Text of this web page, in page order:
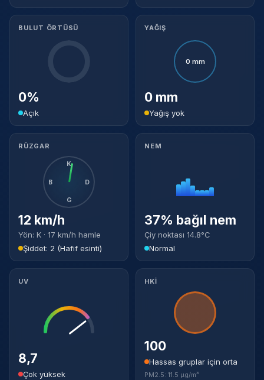
BULUT ÖRTÜSÜ
0%
Açık
YAĞIŞ
0 mm
0 mm
Yağış yok
RÜZGAR
K
D
G
B
12 km/h
Yön: K · 17 km/h hamle
Şiddet: 2 (Hafif esinti)
NEM
37% bağıl nem
Çiy noktası 14.8°C
Normal
UV
8,7
Çok yüksek
HKİ
100
Hassas gruplar için orta
PM2.5: 11.5 µg/m³